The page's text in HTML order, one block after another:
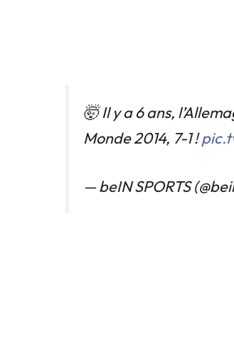
🤯 Il y a 6 ans,
Monde 2014, 7-1 !
— beIN SPORTS